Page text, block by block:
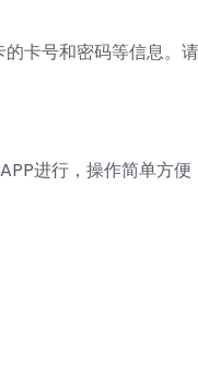
卡号和密码等信息。
进行，操作简单方便